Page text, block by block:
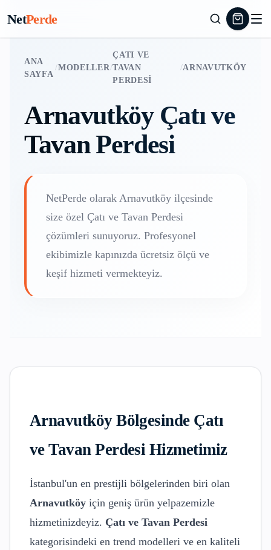
NetPerde
ANA
SAYFA
/MODELLER/
ÇATI VE
TAVAN
PERDESI
/ARNAVUTKÖY
Arnavutköy Çatı ve
Tavan Perdesi
NetPerde olarak Arnavutköy ilçesinde
size özel Çatı ve Tavan Perdesi
çözümleri sunuyoruz. Profesyonel
ekibimizle kapınızda ücretsiz ölçü ve
keşif hizmeti vermekteyiz.
ArnavutköyBölgesinde Çatı
ve Tavan PerdesiHizmetimiz
İstanbul'un en prestijli bölgelerinden biri olan
Arnavutköy için geniş ürün yelpazemizle
hizmetinizdeyiz. Çatı ve Tavan Perdesi
kategorisindeki en trend modelleri ve en kaliteli